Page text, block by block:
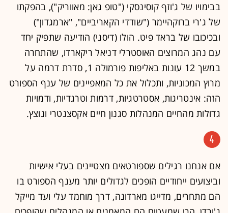
בבימויו של ג'וזף קוסינסקי ("טופ גאן: מאווריק"), בהפקתו
של ג'רי ברוקהיימר ("שודדי הקאריביים", "ארמגדון")
ובכיכובו של בראד פיט. הולו (דיסני) הודיעה שתפיק יחד
עם נהג המרוצים האוסטרלי דניאל ריקארדו, שהתחרה
במשך 12 עונות באליפות פורמולה 1, סדרת דרמה על
מרוץ המכוניות, ותכלול את כל המאפיינים של ענף הספורט
הזה: אינטריגות, אסטרטגיות, דרמות וטרגדיות, ודמויות
גדולות מהחיים המנהלות סגנון חיים אקסצנטרי ונוצץ.
4
אם אנחנו רגילים שספורטאים מצטיינים בעלי אישיות
וביצועים ייחודיים הופכים לגדולים יותר מענף הספורט בו
הם מתחרים, מדייגו מארדונה, דרך מוחמד עלי ועד מייקל